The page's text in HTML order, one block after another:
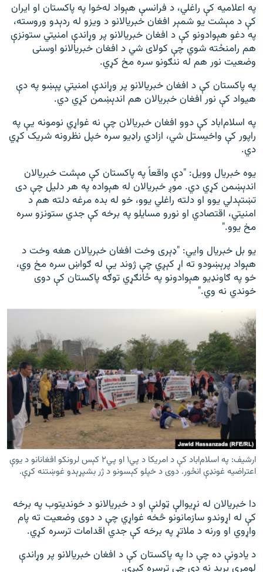
په اعلامیه کې راغلي، د فرانسې هېواد له‌خوا په پاکستان او ایران
کې د مېشت یو شمېر افغان خبریالانو د ویزو له ردېدو وروسته،
په دغو هېوادونو کې د افغان خبریالانو پر وړاندې امنیتي ستونزې
هم رامنځته شوي چې کولای شي د افغان خبریالانو اوسنی
وضعیت نور هم له ننګونو سره مخ کړي.
په پاکستان کې د افغان خبریالانو پر وړاندې امنیتي پېښو په دې
هیواد کې نور افغان خبریالان هم اندېښمن کړي دي.
په اسلام‌اباد کې دوو افغان خبریالان چې نه غواړي نومونه یې په
راپور کې واخیستل شي، ازادي راډيو سره خپل نظرونه شریک کړي
دي.
یوه خبریال وویل: "دې واقعاً په پاکستان کې مېشت خبریالان
اندېښمن کړي دي. موږ خبریالان له هېواده په هر دلیل چې دی
تښتېدلي یوو او دلته راغلي یوو، خو له بده مرغه دلته هم د
امنیتي، اقتصادي او نورو مسایلو په برخه کې جدي ستونزو سره
مخ یوو."
یو بل خبریال وايي: "ډېری وخت افغان خبریالان هغه وخت د
هېواد پرېښودو ته اړ کېږي چې ژوند یې له ګواښ سره مخ وي،
خو په ګاونډيو هېوادونو په ځانګړي توګه پاکستان کې دوی
خوندي نه وي."
ارشیف: په اسلام‌اباد کې د امریکا د پي۱ او پي۲ کېس لرونکو افغانانو د یوې
اعتراضیه غونډې انځور. دوی د خپلو کېسونو د ژر بشپړېدو غوښتنه کړې.
دا خبریالان له نړیوالې ټولنې او د خبریالانو د خوندیتوب په برخه
کې له اړوندو سازمانونو څخه غواړي چې د دوی وضعیت ته پام
واړوي او ورنه د ملاتړ په برخه کې جدي اقدامات ترسره کړي.
د یادونې ده چې دا په پاکستان کې د افغان خبریالانو پر وړاندې
لومړی برید نه دی چې ترسره کېږي.